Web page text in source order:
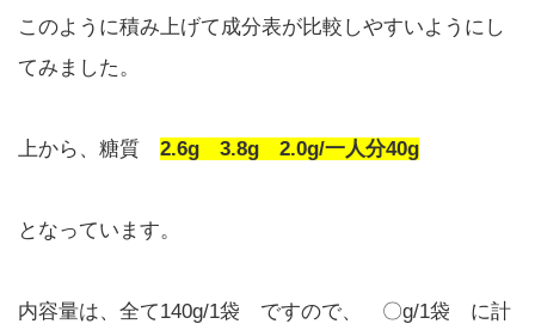
このように積み上げて成分表が比較しやすいようにし
てみました。
上から、糖質 2.6g 3.8g 2.0g/一人分40g
となっています。
内容量は、全て140g/1袋 ですので、 〇g/1袋 に計